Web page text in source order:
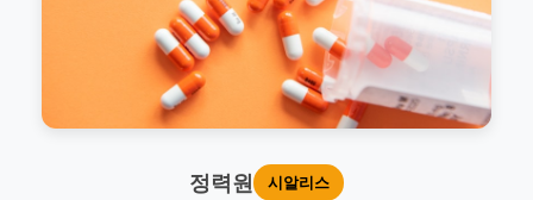
정력원 시알리스